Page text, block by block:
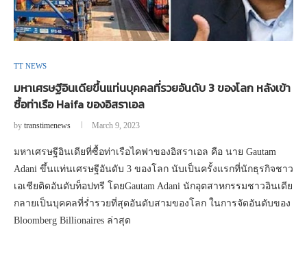
TT NEWS
มหาเศรษฐีอินเดียขึ้นแท่นบุคคลที่รวยอันดับ 3 ของโลก หลังเข้า
ซื้อท่าเรือ Haifa ของอิสราเอล
by transtimenews March 9, 2023
มหาเศรษฐีอินเดียที่ซื้อท่าเรือไคฟาของอิสราเอล คือ นาย Gautam
Adani ขึ้นแท่นเศรษฐีอันดับ 3 ของโลก นับเป็นครั้งแรกที่นักธุรกิจชาว
เอเชียติดอันดับท็อปทรี โดยGautam Adani นักอุตสาหกรรมชาวอินเดีย
กลายเป็นบุคคลที่ร่ำรวยที่สุดอันดับสามของโลก ในการจัดอันดับของ
Bloomberg Billionaires ล่าสุด